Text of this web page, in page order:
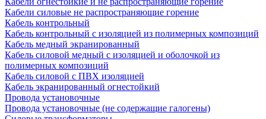
Кабели силовые не распространяющие горение
Кабель контрольный
Кабель контрольный с изоляцией из полимерных композиций
Кабель медный экранированный
Кабель силовой медный с изоляцией и оболочкой из
полимерных композиций
Кабель силовой с ПВХ изоляцией
Кабель экранированный огнестойкий
Провода установочные
Провода установочные (не содержащие галогены)